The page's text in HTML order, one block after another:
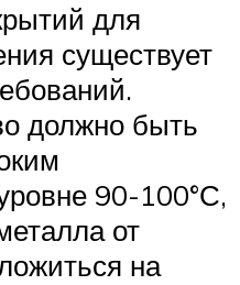
для
существует
должно быть
90-100°С,
от
на